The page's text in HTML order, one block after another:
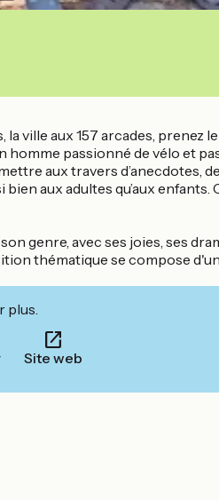
ville aux 157 arcades,
passionné de vélo et
aux travers
aux adultes qu’aux
genre, avec ses joies, ses
thématique se compose
plus.
Site web